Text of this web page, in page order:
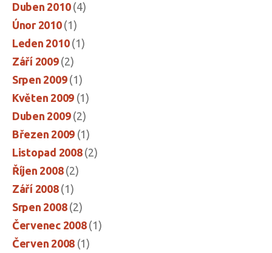
Duben 2010(4)
Únor 2010(1)
Leden 2010(1)
Září 2009(2)
Srpen 2009(1)
Květen 2009 (1)
Duben 2009(2)
Březen 2009 (1)
Listopad 2008(2)
Říjen 2008(2)
Září 2008(1)
Srpen 2008(2)
Červenec 2008(1)
Červen 2008 (1)